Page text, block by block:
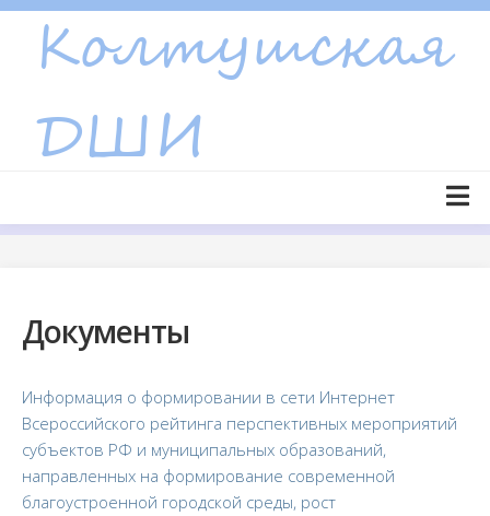
Skip
content
Объявления
Основные сведения
Структура и органы управления образовательной
организацией
Документы
Документы
Информация о формировании в сети Интернет
Всероссийского рейтинга перспективных мероприятий
субъектов РФ и муниципальных образований,
направленных на формирование современной
благоустроенной городской среды, рост